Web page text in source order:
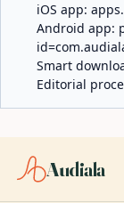
iOS app:
Android app:
Smart
Editorial
Audiala